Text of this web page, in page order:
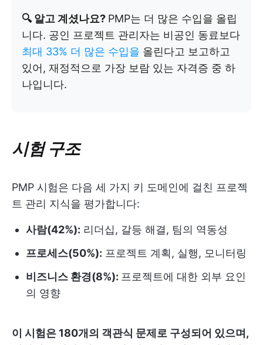
🔍 알고 계셨나요? PMP는 더 많은 수입을 올립
니다. 공인 프로젝트 관리자는 비공인 동료보다
최대 33% 더 많은 수입을 올린다고 보고하고
있어, 재정적으로 가장 보람 있는 자격증 중 하
나입니다.
시험 구조
PMP 시험은 다음 세 가지 키 도메인에 걸친 프로젝
트 관리 지식을 평가합니다:
사람(42%): 리더십, 갈등 해결, 팀의 역동성
프로세스(50%): 프로젝트 계획, 실행, 모니터링
비즈니스 환경(8%): 프로젝트에 대한 외부 요인
의 영향
이 시험은 180개의 객관식 문제로 구성되어 있으며,